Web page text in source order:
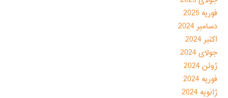
فوریه 2025
دسامبر 2024
اکتبر 2024
جولای 2024
ژوئن 2024
فوریه 2024
ژانویه 2024